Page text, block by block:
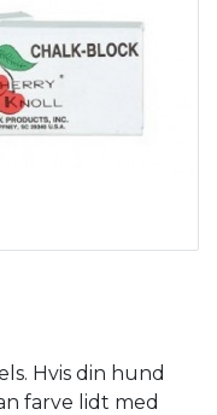
Hvis din hund
farve lidt med